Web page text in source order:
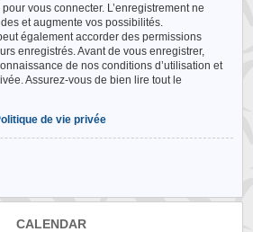
vous connecter. L’enregistrement ne
et augmente vos possibilités.
également accorder des permissions
enregistrés. Avant de vous enregistrer,
de nos conditions d’utilisation et
Assurez-vous de bien lire tout le
de vie privée
CALENDAR